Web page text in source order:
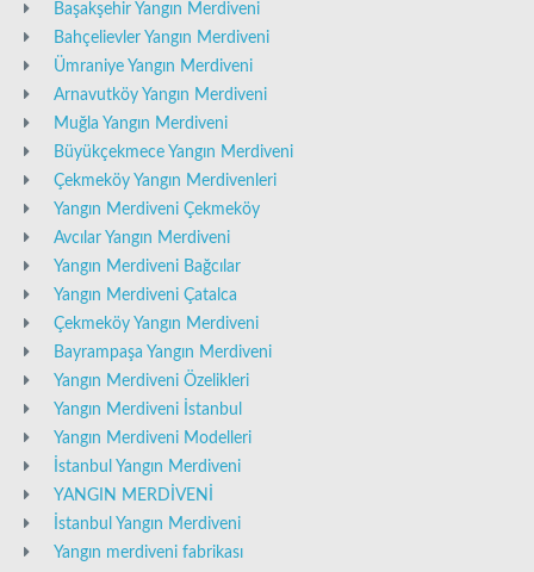
Başakşehir Yangın Merdiveni
Bahçelievler Yangın Merdiveni
Ümraniye Yangın Merdiveni
Arnavutköy Yangın Merdiveni
Muğla Yangın Merdiveni
Büyükçekmece Yangın Merdiveni
Çekmeköy Yangın Merdivenleri
Yangın Merdiveni Çekmeköy
Avcılar Yangın Merdiveni
Yangın Merdiveni Bağcılar
Yangın Merdiveni Çatalca
Çekmeköy Yangın Merdiveni
Bayrampaşa Yangın Merdiveni
Yangın Merdiveni Özelikleri
Yangın Merdiveni İstanbul
Yangın Merdiveni Modelleri
İstanbul Yangın Merdiveni
YANGIN MERDİVENİ
İstanbul Yangın Merdiveni
Yangın merdiveni fabrikası